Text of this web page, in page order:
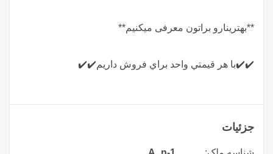
**بهترینارو براتون معرفی میکنیم**
✔️✔️با هر قيمتي واحد براي فروش داريم✔️✔️
جزئیات